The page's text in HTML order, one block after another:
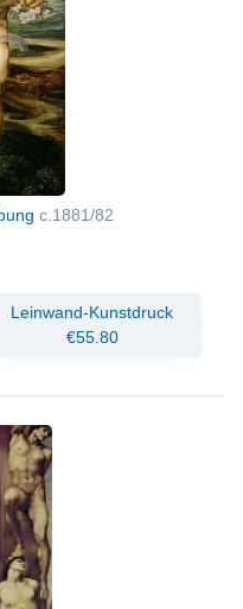
c.1881/82
Leinwand-Kunstdruck
€55.80